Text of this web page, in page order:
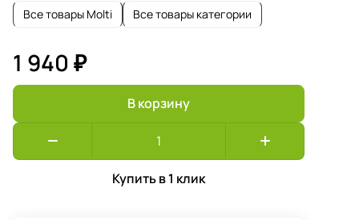
Все товары Molti Все товары категории
1 940 ₽
В корзину
Купить в 1 клик